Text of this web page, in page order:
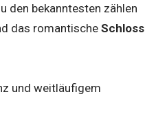
den bekanntesten zählen
das romantische Schloss
und weitläufigem